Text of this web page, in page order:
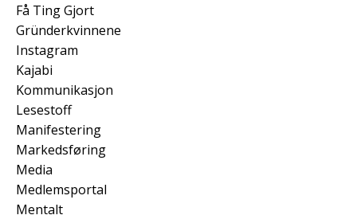
Få Ting Gjort
Gründerkvinnene
Instagram
Kajabi
Kommunikasjon
Lesestoff
Manifestering
Markedsføring
Media
Medlemsportal
Mentalt